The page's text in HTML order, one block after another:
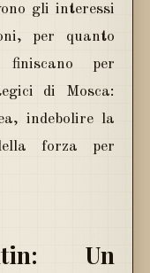
gli interessi
per quanto
finiscano per
di Mosca:
indebolire la
forza per
Un